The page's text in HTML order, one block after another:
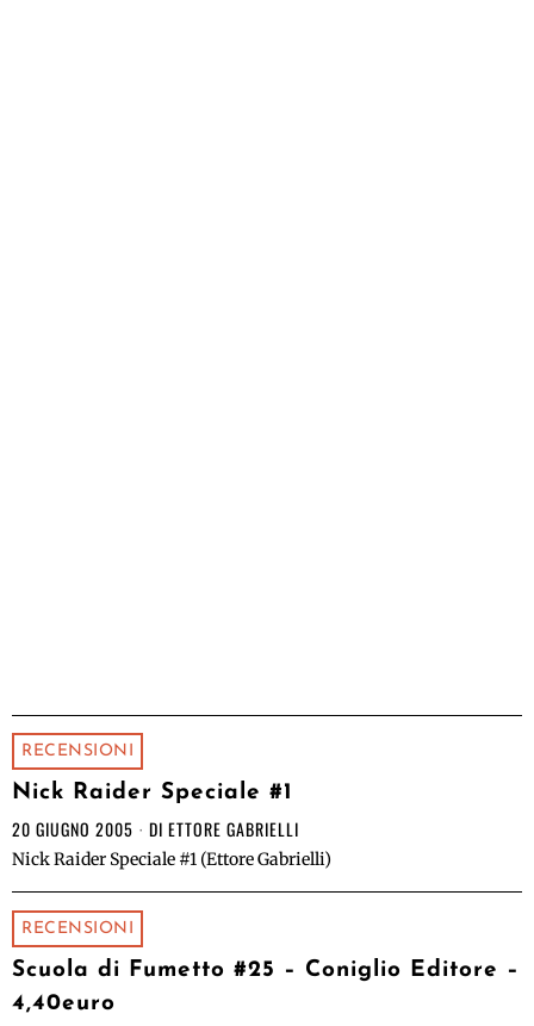
RECENSIONI
Nick Raider Speciale #1
20 GIUGNO 2005 DI ETTORE GABRIELLI
Nick Raider Speciale #1 (Ettore Gabrielli)
RECENSIONI
Scuola di Fumetto #25 – Coniglio Editore –
4,40euro